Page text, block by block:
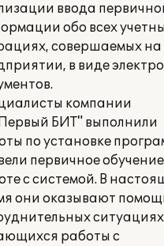
ввода
обо всех
совершаемых на
в виде
компании
БИТ" выполнили
по установке
первичное обучение
с системой. В
они оказывают
работы с